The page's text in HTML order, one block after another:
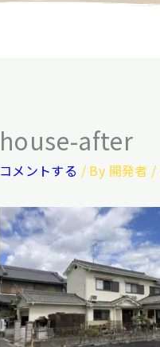
house-after
コメントする / By 開発者 /